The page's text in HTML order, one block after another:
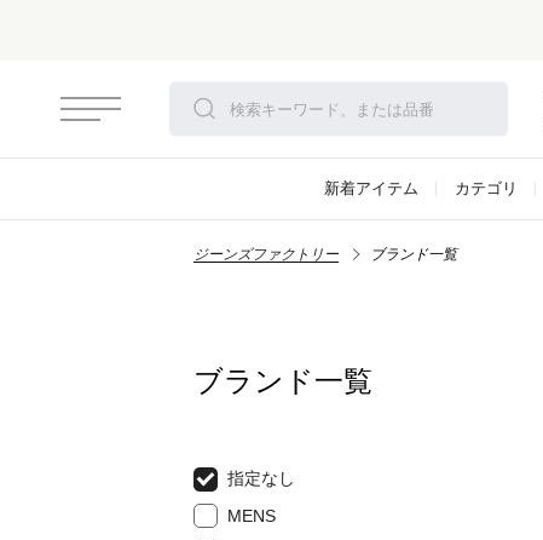
新着アイテム カテゴリ
ジーンズファクトリー ブランド一覧
ブランド一覧
指定なし
MENS